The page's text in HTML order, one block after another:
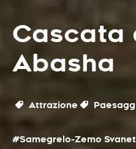
Cascata
Abasha
Attrazione
#Samegrelo-Zemo